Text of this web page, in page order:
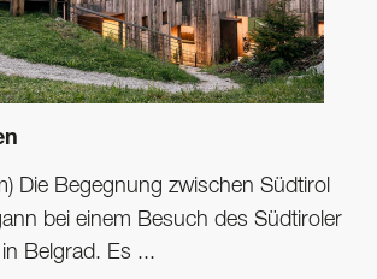
Die Begegnung zwischen Südtirol
bei einem Besuch des Südtiroler
Belgrad. Es ...